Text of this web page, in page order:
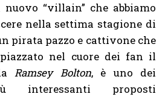
nuovo “villain” che abbiamo
nella settima stagione di
pirata pazzo e cattivone che
nel cuore dei fan il
Ramsey Bolton, è uno dei
interessanti proposti